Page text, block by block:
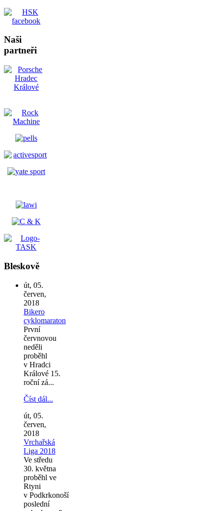
Naši
partneři
Bleskově
út, 05.
červen,
2018
Bikero
cyklomaraton
První
červnovou
neděli
proběhl
v Hradci
Králové 15.
roční zá...
Číst dál...
út, 05.
červen,
2018
Vrchařská
Liga 2018
Ve středu
30. května
proběhl ve
Rtyni
v Podkrkonoší
poslední